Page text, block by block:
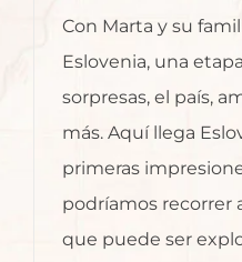
Con Marta y su
Eslovenia, una
sorpresas, el país,
más. Aquí llega
primeras
podríamos recorrer
que puede ser